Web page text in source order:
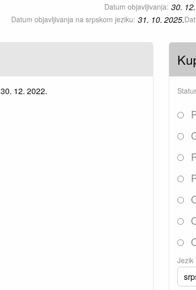
Datum objavljivanja: 30.
Datum objavljivanja na srpskom jeziku: 31. 10. 2025.
30. 12. 2022.
Jezik